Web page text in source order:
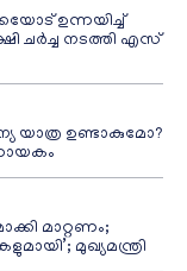
ഉന്നയിച്ച്
ചർച്ച നടത്തി എസ്
യാത്ര ഉണ്ടാകുമോ?
മാറ്റണം;
മുഖ്യമന്ത്രി